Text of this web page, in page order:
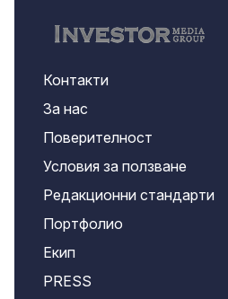
Контакти
За нас
Поверителност
Условия за ползване
Редакционни стандарти
Портфолио
Екип
PRESS